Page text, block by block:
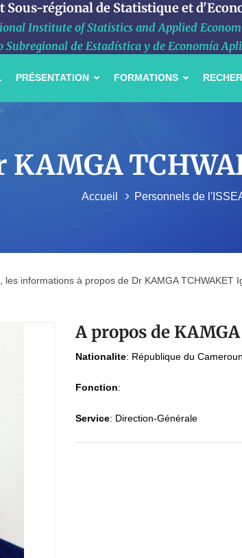
régional de Statistique et
Institute of Statistics and Applied
de Estadística y de Economía
PRÉSENTATION FORMATIONS
Accueil Personnels de
les informations à propos de Dr KAMGA TCHWAKET
A propos de
Nationalite: République du Cameroun
Fonction:
Service: Direction-Générale